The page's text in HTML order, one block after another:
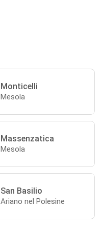
Monticelli
Mesola
Massenzatica
Mesola
San Basilio
Ariano nel Polesine